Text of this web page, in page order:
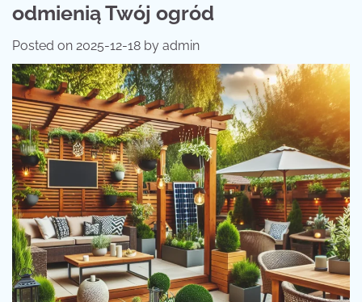
odmienią Twój ogród
Posted on 2025-12-18 by admin